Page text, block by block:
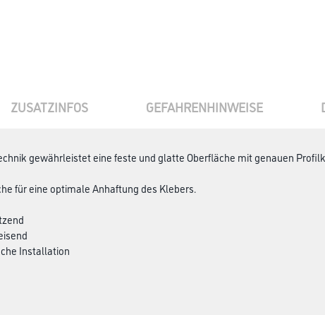
ZUSATZINFOS GEFAHRENHINWEISE
gewährleistet eine feste und glatte Oberfläche mit genauen
für eine optimale Anhaftung des Klebers.
Installation